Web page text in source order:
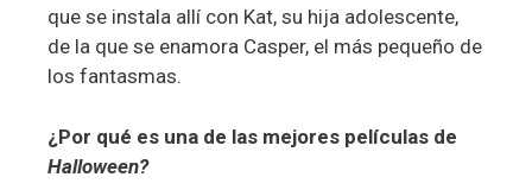
que se instala allí con Kat, su hija adolescente,
de la que se enamora Casper, el más pequeño de
los fantasmas.
¿Por qué es una de las mejores películas de
Halloween?